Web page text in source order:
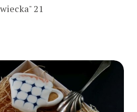
21